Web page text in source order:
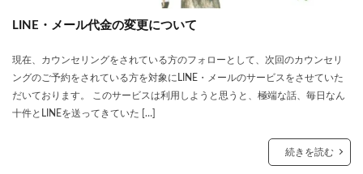
LINE・メール代金の変更について
現在、カウンセリングをされている方のフォローとして、次回のカウンセリ
ングのご予約をされている方を対象にLINE・メールのサービスをさせていた
だいております。 このサービスは利用しようと思うと、極端な話、毎日なん
十件とLINEを送ってきていた […]
続きを読む